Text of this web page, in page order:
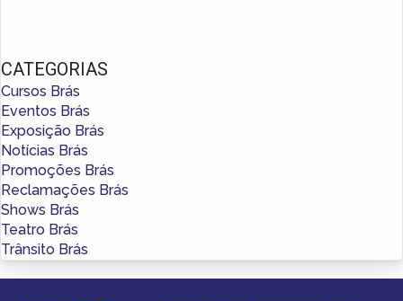
CATEGORIAS
Cursos Brás
Eventos Brás
Exposição Brás
Notícias Brás
Promoções Brás
Reclamações Brás
Shows Brás
Teatro Brás
Trânsito Brás